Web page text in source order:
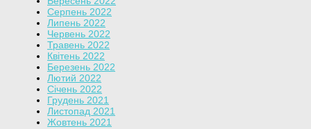
Серпень 2022
Липень 2022
Червень 2022
Травень 2022
Квітень 2022
Березень 2022
Лютий 2022
Січень 2022
Грудень 2021
Листопад 2021
Жовтень 2021